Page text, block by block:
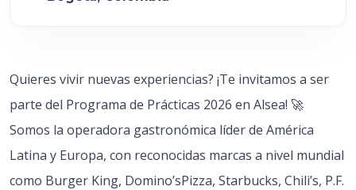
Quieres vivir nuevas experiencias? ¡Te invitamos a ser
parte del Programa de Prácticas 2026 en Alsea! 🚀
Somos la operadora gastronómica líder de América
Latina y Europa, con reconocidas marcas a nivel mundial
como Burger King, Domino’sPizza, Starbucks, Chili’s, P.F.